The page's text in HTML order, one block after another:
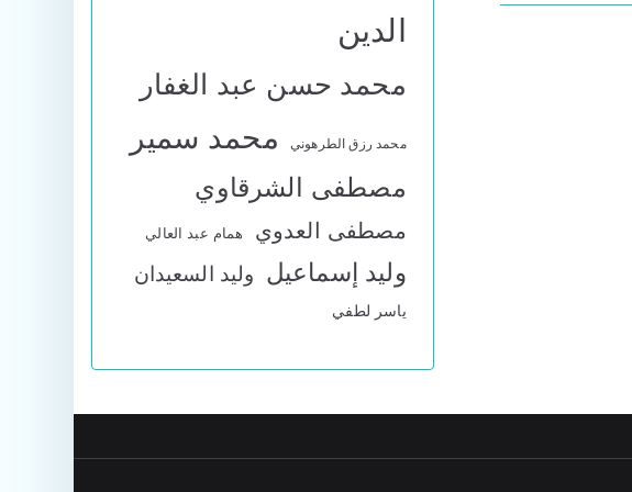
الدين
محمد حسن عبد الغفار
محمد رزق الطرهوني محمد سمير
مصطفى الشرقاوي
مصطفى العدوي همام عبد العالي
وليد إسماعيل وليد السعيدان
ياسر لطفي